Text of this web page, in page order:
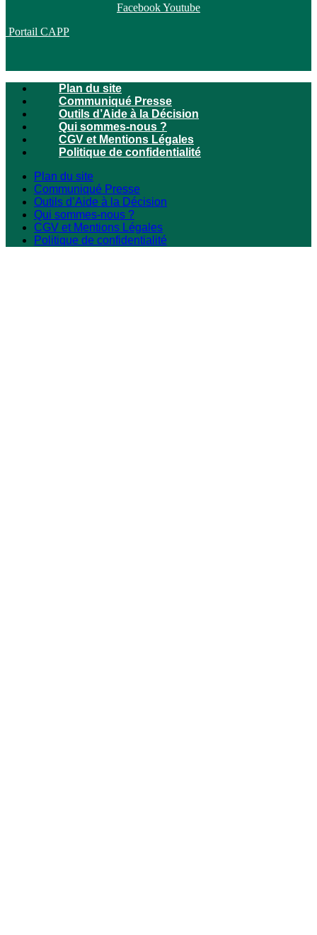
FacebookYoutube
Portail CAPP
Plan du site
Communiqué Presse
Outils d’Aide à la Décision
Qui sommes-nous ?
CGV et Mentions Légales
Politique de confidentialité
Plan du site
Communiqué Presse
Outils d’Aide à la Décision
Qui sommes-nous ?
CGV et Mentions Légales
Politique de confidentialité